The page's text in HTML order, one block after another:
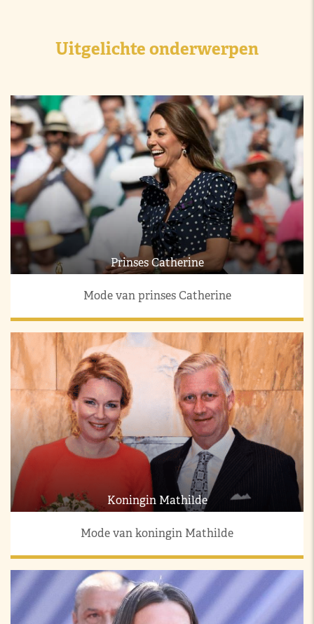
Uitgelichte onderwerpen
Prinses Catherine
Mode van prinses Catherine
Koningin Mathilde
Mode van koningin Mathilde